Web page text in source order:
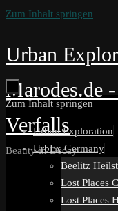
Zum Inhalt springen
Urban
Marodes.de
Verfalls
Beauty in Decay
Zum Inhalt springen
Urban Exploration
UrbEx Germany
Beelitz
Lost Places
Lost Places